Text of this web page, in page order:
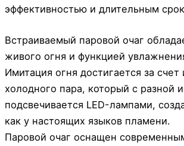
эффективностью и длительным
Встраиваемый паровой очаг
живого огня и функцией
Имитация огня достигается за счет
холодного пара, который с разной
подсвечивается LED-лампами,
как у настоящих языков пламени.
Паровой очаг оснащен